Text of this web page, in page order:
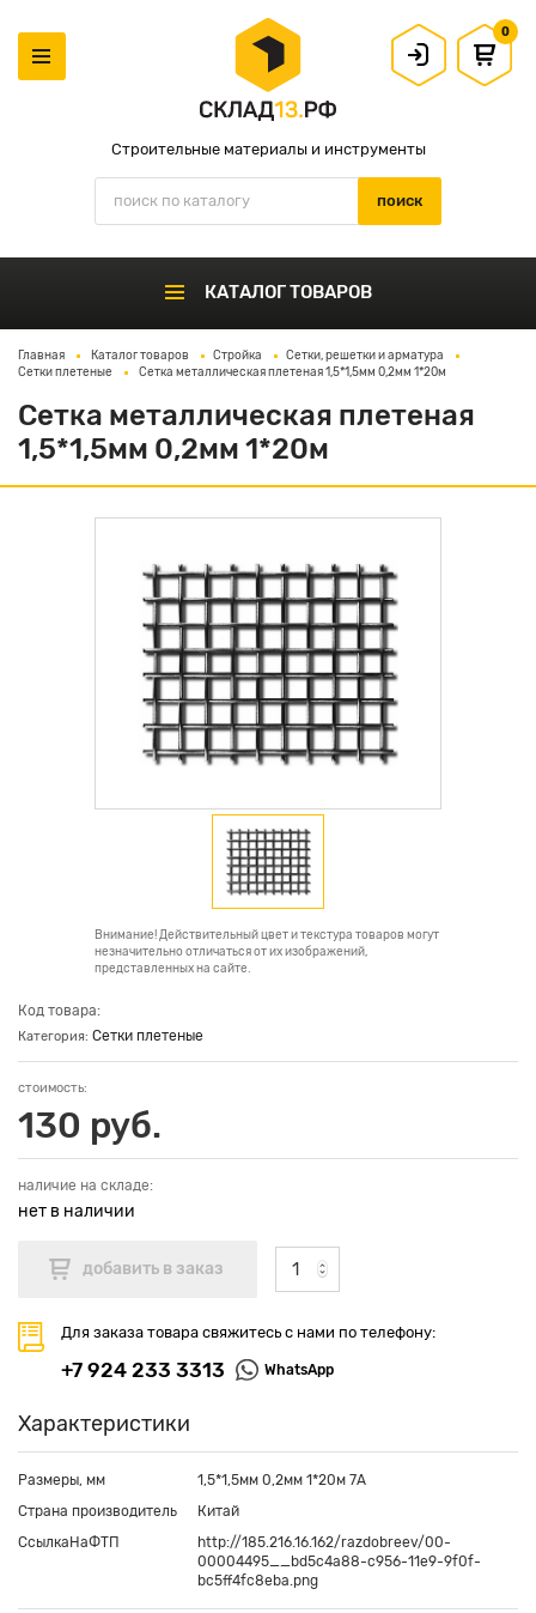
Строительные материалы и инструменты
0
КАТАЛОГ ТОВАРОВ
Главная Каталог товаров Стройка
Сетки, решетки и арматура
Сетки плетеные
Сетка металлическая плетеная 1,5*1,5мм 0,2мм 1*20м
Сетка металлическая плетеная
1,5*1,5мм 0,2мм 1*20м
Внимание! Действительный цвет и текстура товаров могут
незначительно отличаться от их изображений,
представленных на сайте.
Код товара:
Категория: Сетки плетеные
стоимость:
130 руб.
наличие на складе:
нет в наличии
Для заказа товара свяжитесь с нами по телефону:
+7 924 233 3313 WhatsApp
Характеристики
Размеры, мм
1,5*1,5мм 0,2мм 1*20м 7А
Страна производитель
Китай
СсылкаНаФТП
http://185.216.16.162/razdobreev/00-
00004495__bd5c4a88-c956-11e9-9f0f-
bc5ff4fc8eba.png